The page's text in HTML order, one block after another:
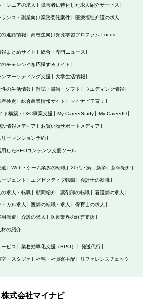
・シニアの求人 障害者に特化した求人紹介サービス
ランス・副業向け業務委託案件 医療福祉介護の求人
の進路情報 高校生向け探究学習プログラム Locus
報まとめサイト 総合・専門ニュース
のチャレンジを応援するサイト
ンマーケティング支援 大学生活情報
性の生活情報 雑誌・書籍・ソフト ウエディング情報
産検定 総合農業情報サイト マイナビ子育て
ト構築・D2C事業支援 My CareerStudy My CareerID
設情報メディア お買い物サポートメディア
リーマンション予約
用したSEOコンテンツ支援ツール
遣 Web・ゲーム業界の転職 20代・第二新卒 新卒紹介
ージェント エグゼクティブ転職 会計士の転職
の求人・転職 顧問紹介 薬剤師の転職 看護師の求人
ィカル求人 医師の転職・求人 保育士の求人
用派遣 介護の求人 医療業界の経営支援
材の紹介
ービス 業務効率化支援（BPO） 発送代行
室・スタジオ 社宅・社員寮手配 リファレンスチェック
株式会社マイナビ